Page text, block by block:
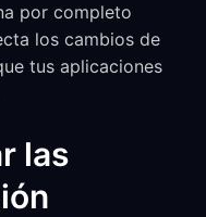
por completo
los cambios de
tus aplicaciones
las